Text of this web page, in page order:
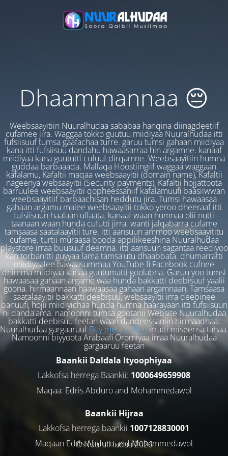
Dhaammannaa 😔
Weebsaayitiin Nuuralhudaa sababaa hanqina diinagdeetiif
cufamee jira. Waggaa tokko guutuu miidiyaa Nuuralhudaa itti
fufsiisuuf tumsa gaafachaa turre. garuu tumsi gahaan miidiyaa
kana itti fufsiisuu dandahu hawaasarraa hin argamne. kanaaf
miidiyaa kana guututti cufuuf dirqamne. Weebsaayitiin humna
guddaa barbaaada. Mallaqa Hoostiingiif waggaa waggaan
kafalamu, Kafaltii maqaa weebsaayitii (domain name), Kafaltii
nageenya websaayitii (Security payments), Kafaltii hojjattoota
barruulee weebsaayitii qopheessaniif kafalamuufi baasiiwwan
weebsaayitiif barbaachisan heddutu jira. Tumsi hawaasaa
gahaan argamu malee weebsaayitii tokko yeroo dheeraaf itti
fufsiisuun haalaan ulfaata. kanaaf waan humnaa olii nutti
taanaan waan hunda cufutti jirra. wanti jalqabarra cufame
tamsaasa saatalaayitii ture. itti aansuun ammoo weebsaayititu
cufame. turtii muraasa booda appilikeeshina Nuuralhudaa
playstore irraa buusuuf deemna. itti aansuun sagantaa reediyoo
kan torbanitti guyyaa lama tamsa'utu dhaabbata. dhumarratti
miidiyaalee hawaasummaa YouTube fi Facebook cufnee
dhimma miidiyaa kanaa guutumatti goolabna. Garuu yoo tumsi
hawaasaa gahaan argame waa hunda bakkatti deebisuuf yaalii
goona. hirmaannaan haawaasaa gahaan argamnaan, Tamsaasa
saatalaayitii bakkatti deebisuu, websaayitii irra deebinee
banuufi, hojii miidiyichaa hunda humna haarayaan itti fufsiisuun
ni danda'ama. namoonni tumsa gootanii Website Nuuralhudaa
bakkatti deebisuu feetan waan dandeessaniin hirmaadhaa.
Nuuralhudaa gargaaruufBuy me a coffeeirratti miseensa tahaa.
Namoonni biyyoota Arabaafi Oromiyaa irraa Nuuralhudaa
gargaaruu feetan
Baankii Daldala Ityoophiyaa
Lakkofsa herrega Baankii: 1000649659908
Maqaa: Edris Abduro and Mohammedawol
Baankii Hijraa
Lakkofsa herrega baankii 1007128830001
Maqaan Edris Abduro and Muhammedawol
© NuuralHudaa 2026